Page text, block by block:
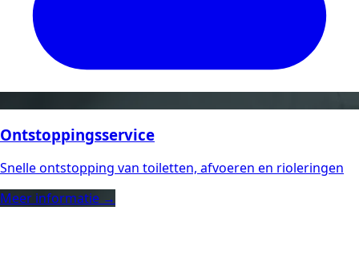
Ontstoppingsservice
Snelle ontstopping van toiletten, afvoeren en rioleringen
Meer informatie →